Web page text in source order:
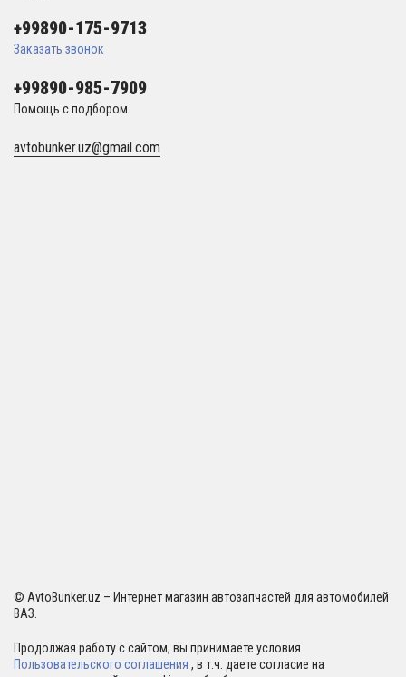
+99890-175-9713
Заказать звонок
+99890-985-7909
Помощь с подбором
avtobunker.uz@gmail.com
© AvtoBunker.uz – Интернет магазин автозапчастей для автомобилей
ВАЗ.
Продолжая работу с сайтом, вы принимаете условия
Пользовательского соглашения , в т.ч. даете согласие на